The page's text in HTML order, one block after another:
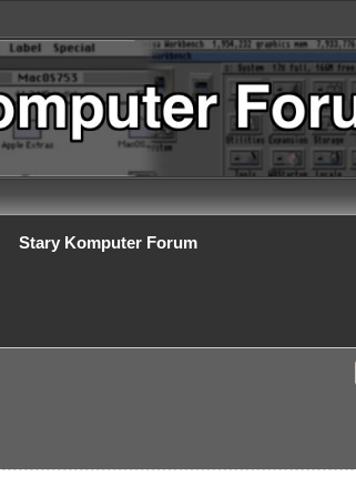
Stary Komputer Forum